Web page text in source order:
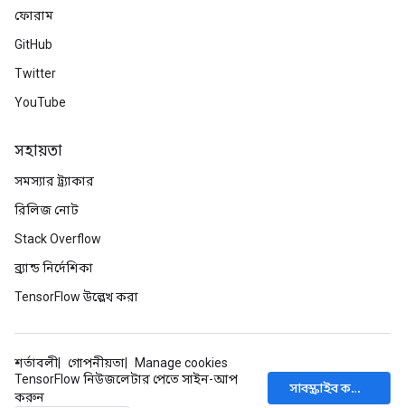
ফোরাম
GitHub
Twitter
YouTube
সহায়তা
সমস্যার ট্র্যাকার
রিলিজ নোট
Stack Overflow
ব্র্যান্ড নির্দেশিকা
TensorFlow উল্লেখ করা
শর্তাবলী গোপনীয়তা
Manage cookies
TensorFlow নিউজলেটার পেতে সাইন-আপ
করুন
সাবস্ক্রাইব করুন